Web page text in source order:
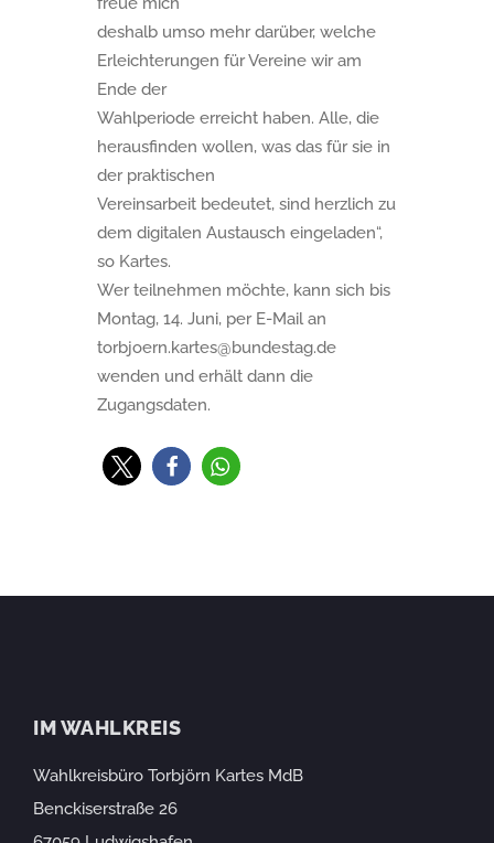
deshalb umso mehr darüber, welche
Erleichterungen für Vereine wir am
Ende der
Wahlperiode erreicht haben. Alle, die
herausfinden wollen, was das für sie in
der praktischen
Vereinsarbeit bedeutet, sind herzlich zu
dem digitalen Austausch eingeladen“,
so Kartes.
Wer teilnehmen möchte, kann sich bis
Montag, 14. Juni, per E-Mail an
torbjoern.kartes@bundestag.de
wenden und erhält dann die
Zugangsdaten.
IM WAHLKREIS
Wahlkreisbüro Torbjörn Kartes MdB
Benckiserstraße 26